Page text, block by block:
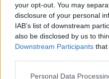
your opt-out. You may
disclosure of your personal
IAB’s list of downstream
also be disclosed by us to
Downstream Participants that
Personal Data